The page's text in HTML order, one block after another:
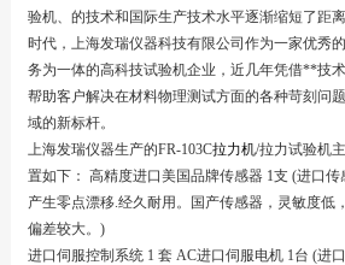
验机、的技术和国际生产技术水平逐渐缩短了距
时代，上海发瑞仪器科技有限公司作为一家优秀
务为一体的高科技试验机企业，近几年凭借**技
帮助客户解决在材料物理测试方面的各种苛刻问
域的新标杆。
上海发瑞仪器生产的FR-103C拉力机/拉力试验机
置如下： 高精度进口美国品牌传感器 1支 (进口
产生零点漂移.经久耐用。国产传感器，灵敏度低
偏差较大。)
进口伺服控制系统 1 套 AC进口伺服电机 1台 (进